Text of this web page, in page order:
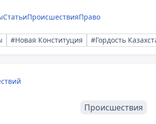
СтатьиПроисшествияПраво
#Новая Конституция #Гордость
Происшествия